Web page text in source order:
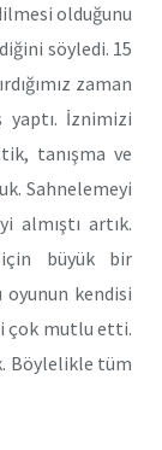
olduğunu
söyledi. 15
zaman
İznimizi
tanışma ve
Sahnelemeyi
almıştı artık.
büyük bir
kendisi
çok mutlu etti.
Böylelikle tüm